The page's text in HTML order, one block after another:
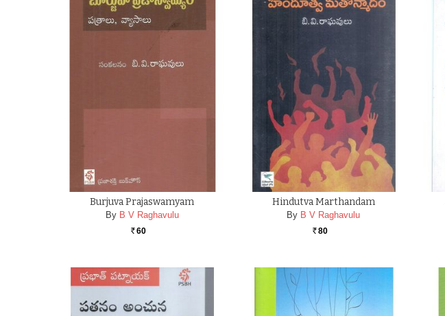
Burjuva Prajaswamyam
By B V Raghavulu
Rs. 60
Hindutva Marthandam
By B V Raghavulu
Rs. 80